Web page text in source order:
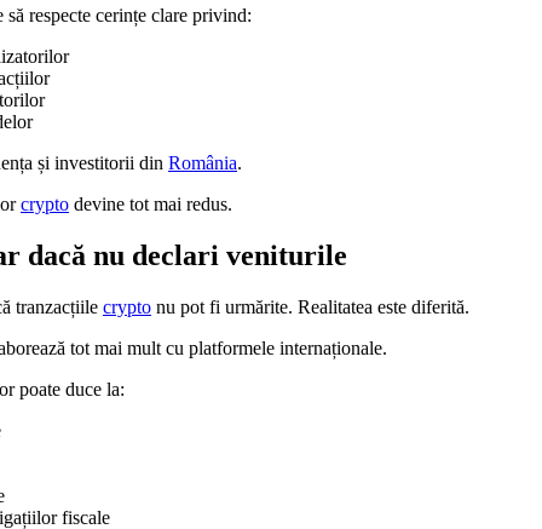
respecte cerințe clare privind:
și investitorii din România.
crypto devine tot mai redus.
dacă nu declari veniturile
tranzacțiile crypto nu pot fi urmărite. Realitatea este diferită.
tot mai mult cu platformele internaționale.
poate duce la:
fiscale